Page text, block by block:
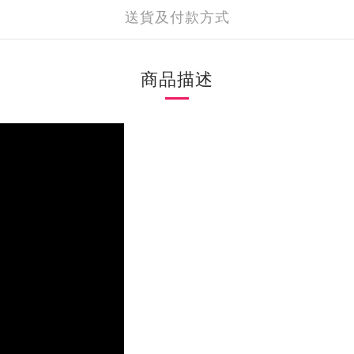
送貨及付款方式
商品描述